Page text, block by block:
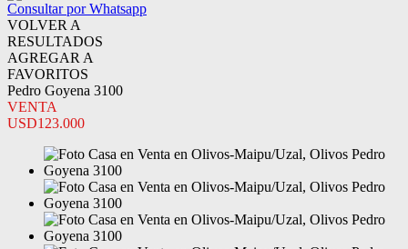
Consultar por Whatsapp
VOLVER A
RESULTADOS
AGREGAR A
FAVORITOS
Pedro Goyena 3100
VENTA
USD123.000